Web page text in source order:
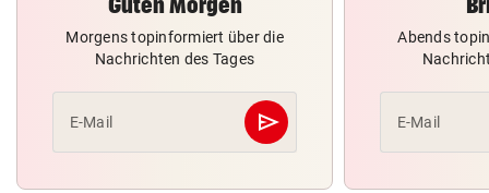
Morgens topinformiert über die
Nachrichten des Tages
E-Mail send
Abschicken
Abends
E-Mail